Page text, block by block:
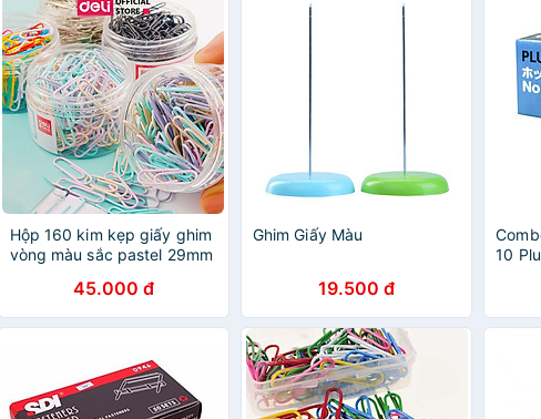
Hộp 160 kim kẹp giấy ghim
vòng màu sắc pastel 29mm
phẩm giữ văn bản học sinh
văn phòng đa năng tiện lợi
Deli
45.000 đ
Ghim Giấy Màu
19.500 đ
10